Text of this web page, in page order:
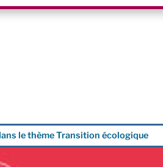
le thème Transition écologique